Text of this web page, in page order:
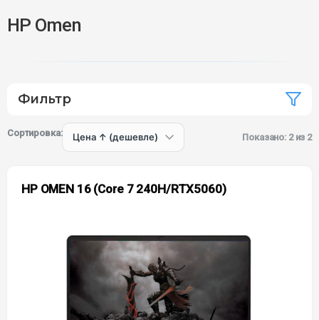
HP Omen
Фильтр
Сортировка: Показано: 2 из 2
HP OMEN 16 (Core 7 240H/RTX5060)